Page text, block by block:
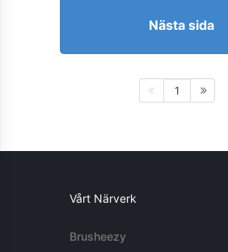
Nästa sida
1
Vårt Närverk
Brusheezy